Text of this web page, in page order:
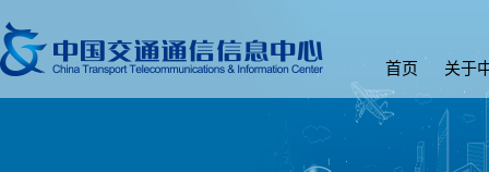
首页 关于